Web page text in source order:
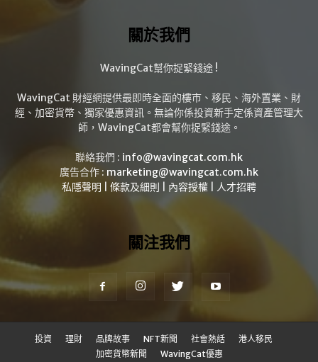
關於我們
WavingCat幫你捉緊錢途 !
WavingCat 財經網提供最即時全面的樓市、移民、海外置業、財
經、加密貨幣、獨家優惠資訊。無論你係投資新手定係資產管理大
師，WavingCat都會幫你捉緊錢途。
聯絡我們 : info@wavingcat.com.hk
廣告合作 : marketing@wavingcat.com.hk
私隱聲明
條款及細則 內容授權 人才招聘
關注我們
投資 理財 品牌故事 NFT新聞 社會熱話
港人移民
加密貨幣新聞
WavingCat優惠